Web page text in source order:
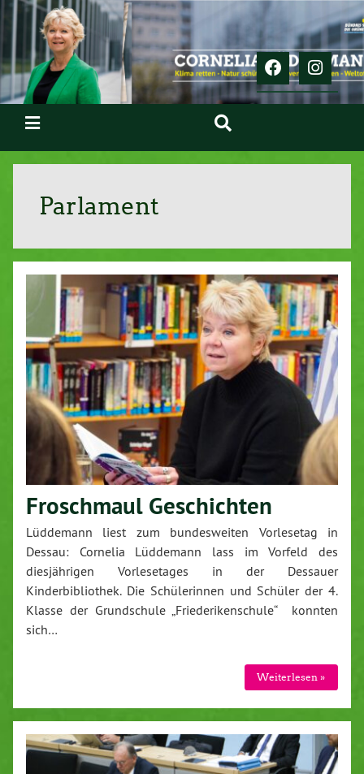
Parlament
Froschmaul Geschichten
Lüddemann liest zum bundesweiten Vorlesetag in
Dessau: Cornelia Lüddemann lass im Vorfeld des
diesjährigen Vorlesetages in der Dessauer
Kinderbibliothek. Die Schülerinnen und Schüler der 4.
Klasse der Grundschule „Friederikenschule“ konnten
sich…
Weiterlesen »